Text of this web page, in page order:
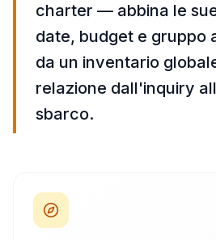
charter — abbina le
date, budget e gruppo
da un inventario
relazione dall'inquiry
sbarco.